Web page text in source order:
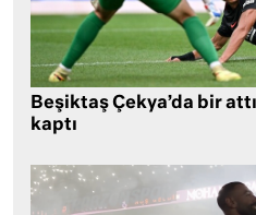
Beşiktaş Çekya’da bir
kaptı